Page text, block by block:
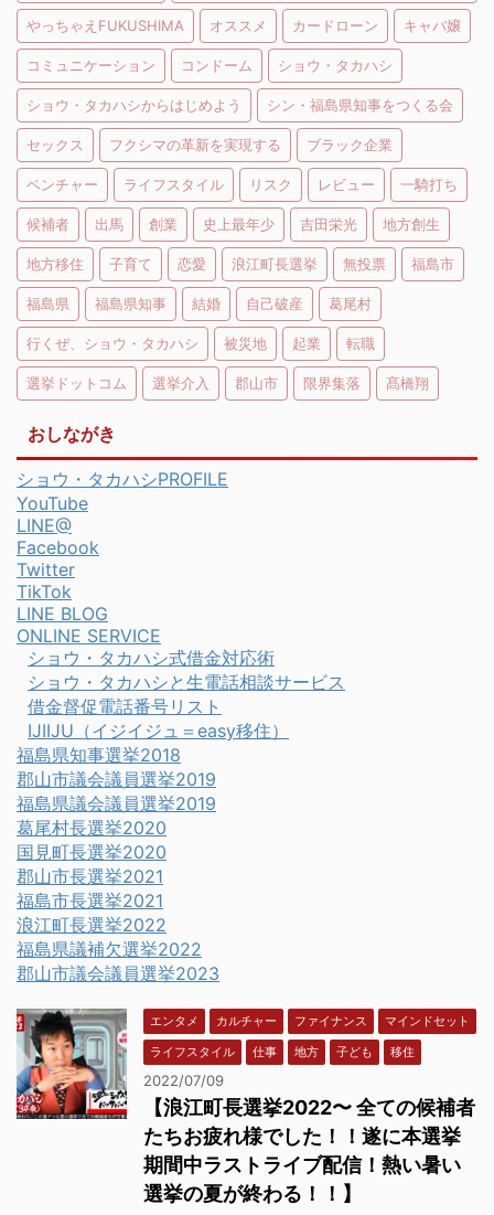
やっちゃえFUKUSHIMA オススメ カードローン キャバ嬢
コミュニケーション コンドーム ショウ・タカハシ
ショウ・タカハシからはじめよう シン・福島県知事をつくる会
セックス フクシマの革新を実現する ブラック企業
ベンチャー ライフスタイル リスク レビュー 一騎打ち
候補者 出馬 創業 史上最年少 吉田栄光 地方創生
地方移住 子育て 恋愛 浪江町長選挙 無投票 福島市
福島県 福島県知事 結婚 自己破産 葛尾村
行くぜ、ショウ・タカハシ 被災地 起業 転職
選挙ドットコム 選挙介入 郡山市 限界集落 髙橋翔
おしながき
ショウ・タカハシPROFILE
YouTube
LINE@
Facebook
Twitter
TikTok
LINE BLOG
ONLINE SERVICE
ショウ・タカハシ式借金対応術
ショウ・タカハシと生電話相談サービス
借金督促電話番号リスト
IJIIJU（イジイジュ＝easy移住）
福島県知事選挙2018
郡山市議会議員選挙2019
福島県議会議員選挙2019
葛尾村長選挙2020
国見町長選挙2020
郡山市長選挙2021
福島市長選挙2021
浪江町長選挙2022
福島県議補欠選挙2022
郡山市議会議員選挙2023
エンタメ カルチャー ファイナンス
マインドセット
ライフスタイル
仕事 地方 子ども 移住
2022/07/09
【浪江町長選挙2022〜 全ての候補者
たちお疲れ様でした！！遂に本選挙
期間中ラストライブ配信！熱い暑い
選挙の夏が終わる！！】